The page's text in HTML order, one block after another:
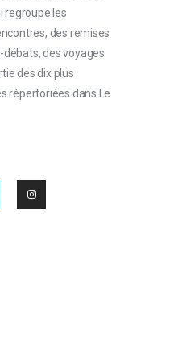
regroupe les
des remises
des voyages
des dix plus
répertoriées dans Le